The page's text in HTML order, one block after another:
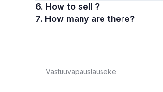
6. How to sell ?
7. How many are there?
Vastuuvapauslauseke